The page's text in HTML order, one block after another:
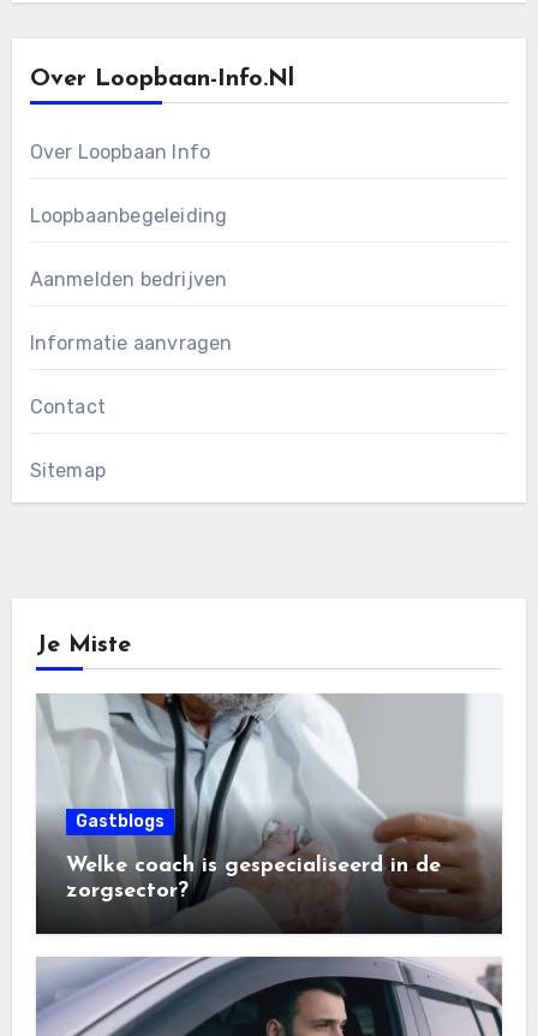
Over Loopbaan-Info.nl
Over Loopbaan Info
Loopbaanbegeleiding
Aanmelden bedrijven
Informatie aanvragen
Contact
Sitemap
Je Miste
Gastblogs
Welke coach is gespecialiseerd in de
zorgsector?